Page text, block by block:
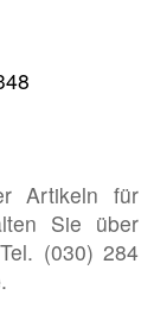
Artikeln für
Sie über
(030) 284
.